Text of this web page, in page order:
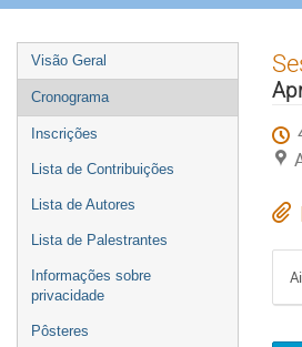
Event
menu
Visão Geral
Cronograma
Inscrições
Lista de Contribuições
Lista de Autores
Lista de Palestrantes
Informações sobre
privacidade
Pôsteres